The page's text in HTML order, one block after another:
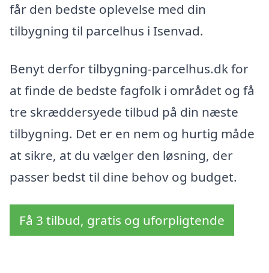
får den bedste oplevelse med din
tilbygning til parcelhus i Isenvad.
Benyt derfor tilbygning-parcelhus.dk for
at finde de bedste fagfolk i området og få
tre skræddersyede tilbud på din næste
tilbygning. Det er en nem og hurtig måde
at sikre, at du vælger den løsning, der
passer bedst til dine behov og budget.
Få 3 tilbud, gratis og uforpligtende